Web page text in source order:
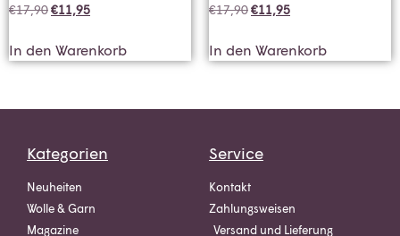
€17,90€11,95
In den Warenkorb
€17,90€11,95
In den Warenkorb
Kategorien
Neuheiten
Wolle & Garn
Magazine
Service
Kontakt
Zahlungsweisen
Versand und Lieferung